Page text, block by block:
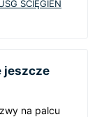
ŚCIĘGIEN
jeszcze
na palcu